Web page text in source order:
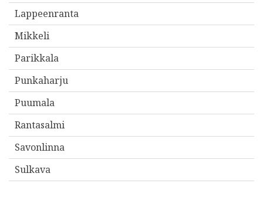
Lappeenranta
Mikkeli
Parikkala
Punkaharju
Puumala
Rantasalmi
Savonlinna
Sulkava